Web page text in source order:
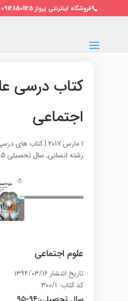
فروشگاه اینترنتی پرواز 09128501125 / 02122691010
کتاب درسی
اجتماعی
1 مارس 2017 |کتاب های
رشته انسانی, سال تحصیلی 95-94
علوم اجتماعی
تاریخ انتشار ۱۳۹۴/۰۳/۱۶
کد کتاب: ۳۰۰/۱